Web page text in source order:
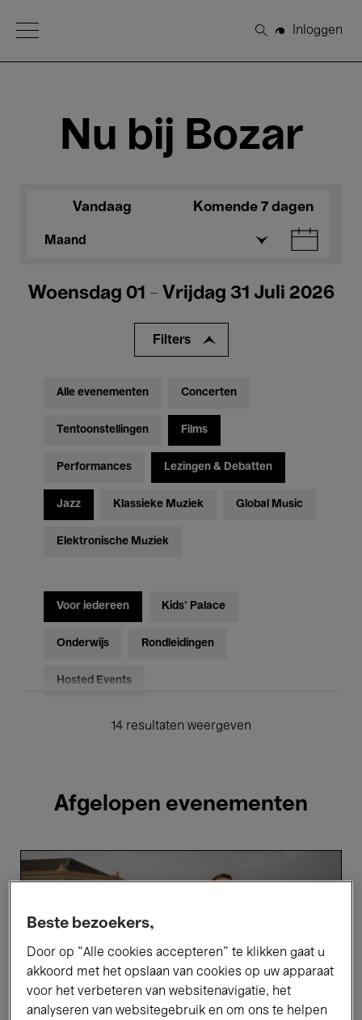
Open Menu
Zoeken
Inloggen
Nu bij Bozar
Vandaag Komende 7 dagen
Maand
Woensdag 01 - Vrijdag 31 Juli 2026
Filters
Alle evenementen Concerten
Tentoonstellingen Films
Performances Lezingen & Debatten
Jazz Klassieke Muziek Global Music
Elektronische Muziek
Voor iedereen Kids’ Palace
Onderwijs Rondleidingen
Hosted Events
14 resultaten weergeven
Afgelopen evenementen
Film
in
zomer
Beste bezoekers,
Door op “Alle cookies accepteren” te klikken gaat u
akkoord met het opslaan van cookies op uw apparaat
voor het verbeteren van websitenavigatie, het
analyseren van websitegebruik en om ons te helpen